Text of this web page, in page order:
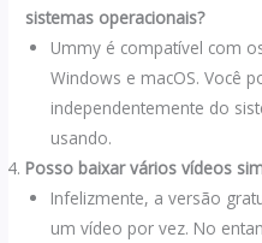
sistemas operacionais?
Ummy é compatível com
Windows e macOS. Você
independentemente do
usando.
Posso baixar vários vídeos
Infelizmente, a versão
um vídeo por vez. No